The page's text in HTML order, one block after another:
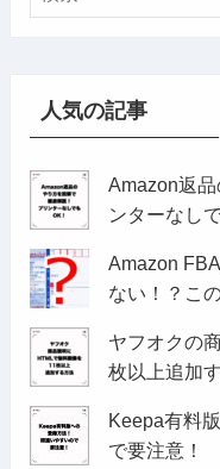
人気の記事
Amazon返
ンターなし
Amazon
ない！？こ
ヤフオクの
枚以上追加
Keepa有料
で要注意！